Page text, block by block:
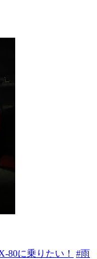
80に乗りたい！
#雨